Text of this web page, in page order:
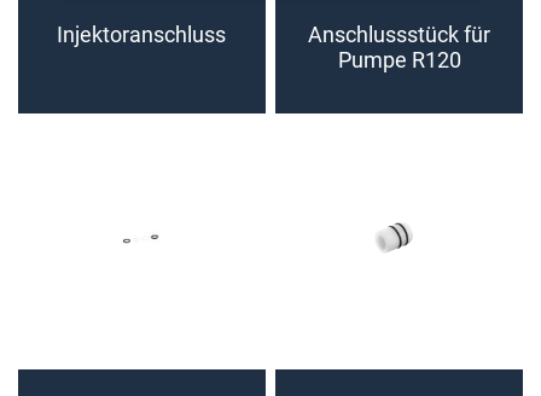
Injektoranschluss
Anschlussstück für
Pumpe R120